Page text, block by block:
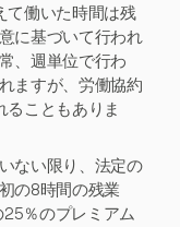
て働いた時間は残
に基づいて行われ
、週単位で行わ
ますが、労働協約
ることもありま
ない限り、法定の
の8時間の残業
25％のプレミアム